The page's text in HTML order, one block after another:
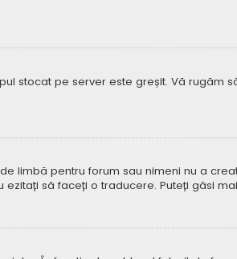
stocat pe server este greșit. Vă rugăm
limbă pentru forum sau nimeni nu a
să faceți o traducere. Puteți găsi